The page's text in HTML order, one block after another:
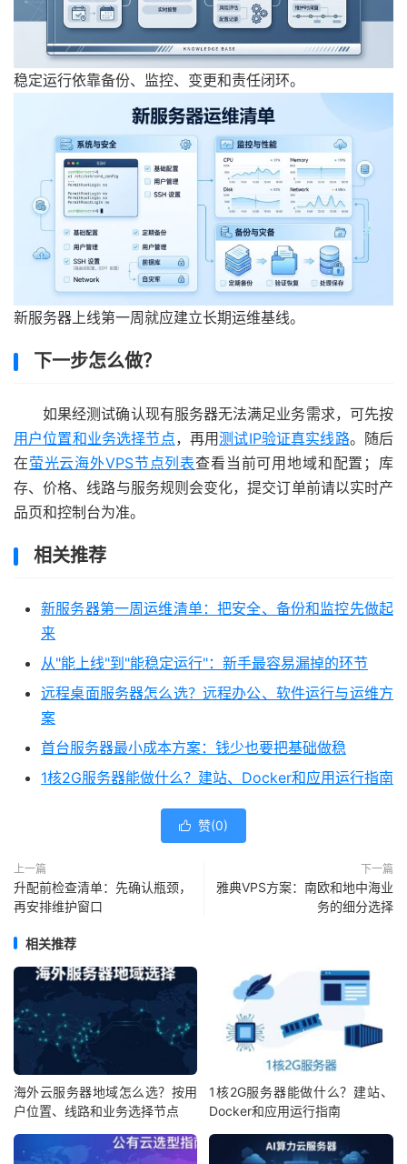
稳定运行依靠备份、监控、变更和责任闭环。
新服务器上线第一周就应建立长期运维基线。
下一步怎么做？
如果经测试确认现有服务器无法满足业务需求，可先按
用户位置和业务选择节点，再用测试IP验证真实线路。随后
在萤光云海外VPS节点列表查看当前可用地域和配置；库
存、价格、线路与服务规则会变化，提交订单前请以实时产
品页和控制台为准。
相关推荐
新服务器第一周运维清单：把安全、备份和监控先做起
来
从"能上线"到"能稳定运行"：新手最容易漏掉的环节
远程桌面服务器怎么选？远程办公、软件运行与运维方
案
首台服务器最小成本方案：钱少也要把基础做稳
1核2G服务器能做什么？建站、Docker和应用运行指南
 赞(0)
上一篇
升配前检查清单：先确认瓶颈，
再安排维护窗口
下一篇
雅典VPS方案：南欧和地中海业
务的细分选择
相关推荐
海外云服务器地域怎么选？按用
户位置、线路和业务选择节点
1核2G服务器能做什么？建站、
Docker和应用运行指南